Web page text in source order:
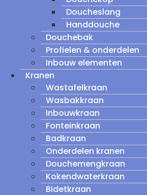
Doucheslang
Handdouche
Douchebak
Profielen & onderdelen
Inbouw elementen
Kranen
Wastafelkraan
Wasbakkraan
Inbouwkraan
Fonteinkraan
Badkraan
Onderdelen kranen
Douchemengkraan
Kokendwaterkraan
Bidetkraan